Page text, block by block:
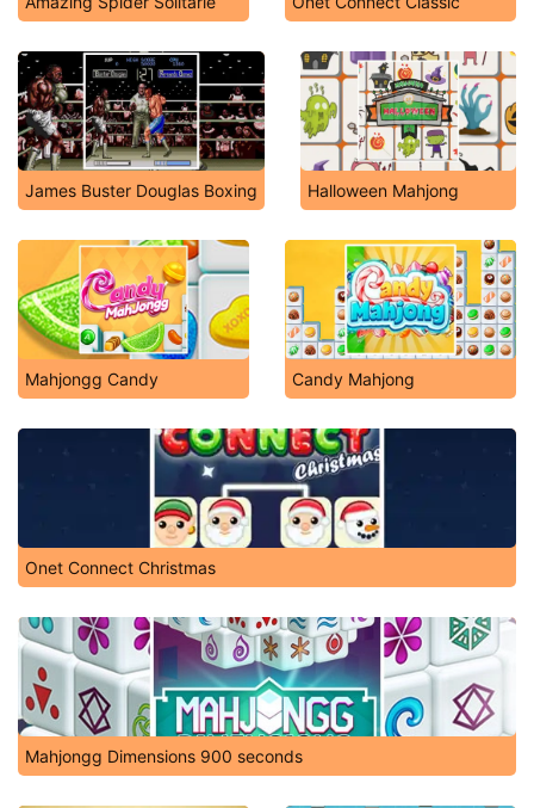
James Buster Douglas Boxing Halloween Mahjong
Mahjongg Candy Candy Mahjong
Onet Connect Christmas
Mahjongg Dimensions 900 seconds